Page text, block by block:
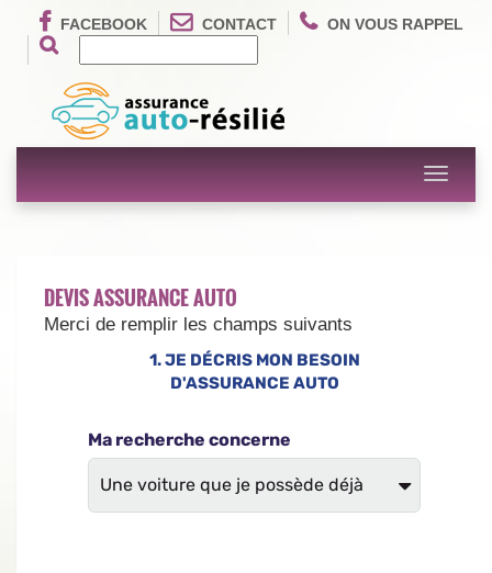
FACEBOOK CONTACT ON VOUS RAPPEL
Toggle
DEVIS ASSURANCE AUTO
Merci de remplir les champs suivants